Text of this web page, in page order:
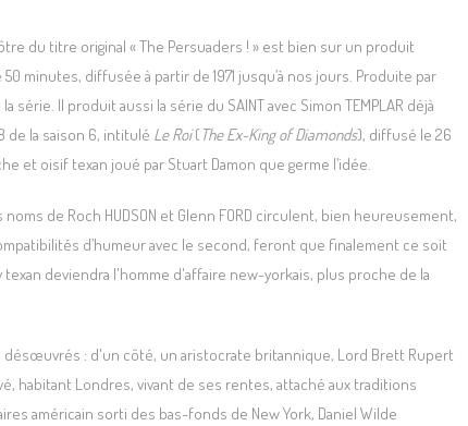
du titre original « The Persuaders ! » est bien sur un produit
minutes, diffusée à partir de 1971 jusqu’à nos jours. Produite par
série. Il produit aussi la série du SAINT avec Simon TEMPLAR déjà
de la saison 6, intitulé Le Roi( The Ex-King of Diamonds), diffusé le 26
et oisif texan joué par Stuart Damon que germe l’idée.
noms de Roch HUDSON et Glenn FORD circulent, bien heureusement,
d’humeur avec le second, feront que finalement ce soit
deviendra l'homme d'affaire new-yorkais, plus proche de la
: d'un côté, un aristocrate britannique, Lord Brett Rupert
habitant Londres, vivant de ses rentes, attaché aux traditions
américain sorti des bas-fonds de New York, Daniel Wilde